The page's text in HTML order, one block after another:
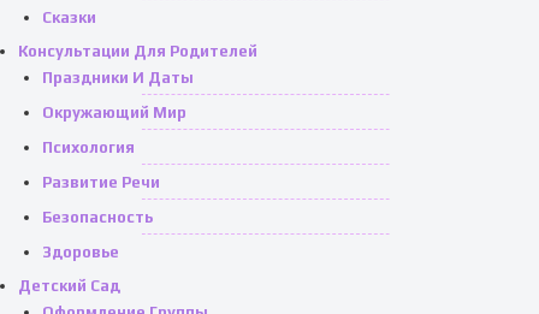
Сказки
Консультации Для Родителей
Праздники И Даты
Окружающий Мир
Психология
Развитие Речи
Безопасность
Здоровье
Детский Сад